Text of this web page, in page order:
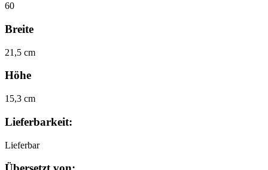
60
Breite
21,5 cm
Höhe
15,3 cm
Lieferbarkeit:
Lieferbar